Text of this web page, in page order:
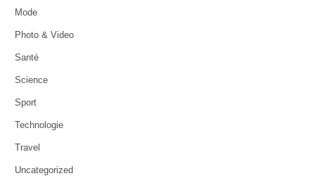
Mode
Photo & Video
Santé
Science
Sport
Technologie
Travel
Uncategorized